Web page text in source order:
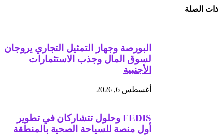
ذات الصلة
البورصة وجهاز التمثيل التجاري يروجان
لسوق المال وجذب الاستثمارات
الأجنبية
أغسطس 6, 2026
FEDIS وحلول تتشاركان في تطوير
أول منصة للسياحة الصحية بالمنطقة